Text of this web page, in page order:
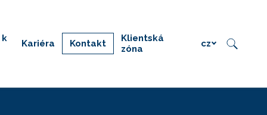
k Kariéra Kontakt
Klientská
zóna
cz